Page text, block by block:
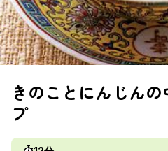
きのことにんじん
プ